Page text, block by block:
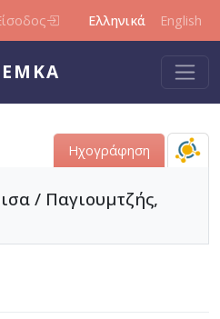
Ελληνικά English
Ηχογράφηση
/ Παγιουμτζής,